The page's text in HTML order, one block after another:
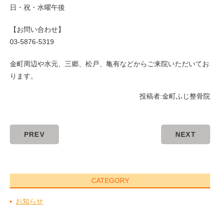
日・祝・水曜午後
【お問い合わせ】
03-5876-5319
金町周辺や水元、三郷、松戸、亀有などからご来院いただいてお
ります。
投稿者:金町ふじ整骨院
PREV NEXT
CATEGORY
お知らせ